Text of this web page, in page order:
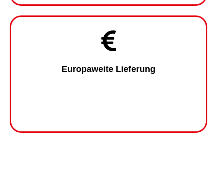
Europaweite Lieferung